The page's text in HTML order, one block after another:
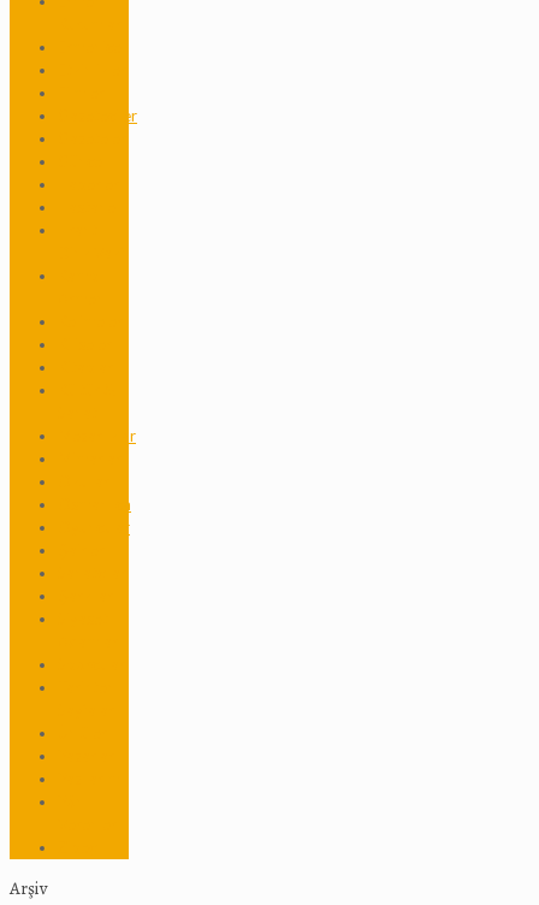
Gazeteciler
Mezarlıklar
Osmanlıca
Oyuncular
Arşiv